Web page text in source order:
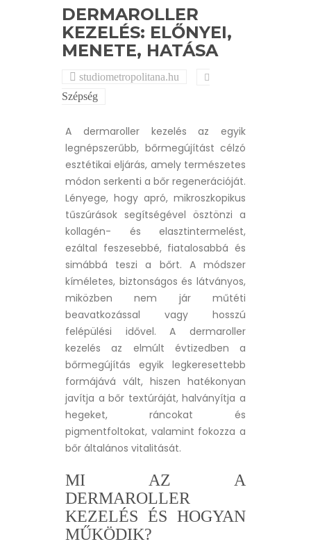
DERMAROLLER
KEZELÉS: ELŐNYEI,
MENETE, HATÁSA
studiometropolitana.hu
Szépség
A dermaroller kezelés az egyik
legnépszerűbb, bőrmegújítást célzó
esztétikai eljárás, amely természetes
módon serkenti a bőr regenerációját.
Lényege, hogy apró, mikroszkopikus
tűszúrások segítségével ösztönzi a
kollagén- és elasztintermelést,
ezáltal feszesebbé, fiatalosabbá és
simábbá teszi a bőrt. A módszer
kíméletes, biztonságos és látványos,
miközben nem jár műtéti
beavatkozással vagy hosszú
felépülési idővel. A dermaroller
kezelés az elmúlt évtizedben a
bőrmegújítás egyik legkeresettebb
formájává vált, hiszen hatékonyan
javítja a bőr textúráját, halványítja a
hegeket, ráncokat és
pigmentfoltokat, valamint fokozza a
bőr általános vitalitását.
MI AZ A
DERMAROLLER
KEZELÉS ÉS HOGYAN
MŰKÖDIK?